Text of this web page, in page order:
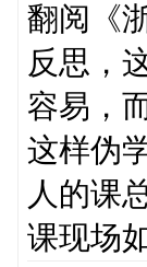
翻阅《
反思，
容易，
这样伪
人的课
课现场